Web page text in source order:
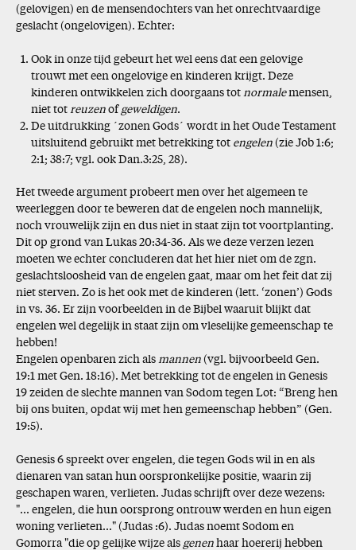
(gelovigen) en de mensendochters van het onrechtvaardige
geslacht (ongelovigen). Echter:
Ook in onze tijd gebeurt het wel eens dat een gelovige
trouwt met een ongelovige en kinderen krijgt. Deze
kinderen ontwikkelen zich doorgaans totnormalemensen,
niet totreuzen of geweldigen.
De uitdrukking ´zonen Gods´ wordt in het Oude Testament
uitsluitend gebruikt met betrekking tot engelen (zie Job 1:6;
2:1; 38:7; vgl. ook Dan.3:25, 28).
Het tweede argument probeert men over het algemeen te
weerleggen door te beweren dat de engelen noch mannelijk,
noch vrouwelijk zijn en dus niet in staat zijn tot voortplanting.
Dit op grond van Lukas 20:34-36. Als we deze verzen lezen
moeten we echter concluderen dat het hier niet om de zgn.
geslachtsloosheid van de engelen gaat, maar om het feit dat zij
niet sterven. Zo is het ook met de kinderen (lett. ‘zonen’) Gods
in vs. 36. Er zijn voorbeelden in de Bijbel waaruit blijkt dat
engelen wel degelijk in staat zijn om vleselijke gemeenschap te
hebben!
Engelen openbaren zich als mannen (vgl. bijvoorbeeld Gen.
19:1 met Gen. 18:16). Met betrekking tot de engelen in Genesis
19 zeiden de slechte mannen van Sodom tegen Lot: “Breng hen
bij ons buiten, opdat wij met hen gemeenschap hebben” (Gen.
19:5).
Genesis 6 spreekt over engelen, die tegen Gods wil in en als
dienaren van satan hun oorspronkelijke positie, waarin zij
geschapen waren, verlieten. Judas schrijft over deze wezens:
"... engelen, die hun oorsprong ontrouw werden en hun eigen
woning verlieten..." (Judas :6). Judas noemt Sodom en
Gomorra "die op gelijke wijze als genen haar hoererij hebben